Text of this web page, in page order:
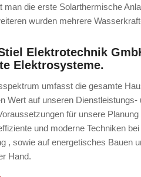
man die erste Solarthermische
wurden mehrere
Elektrotechnik
Elektrosysteme.
umfasst die gesamte
Wert auf unseren
für unsere
und moderne Techniken
, sowie auf energetisches Bauen
Hand.